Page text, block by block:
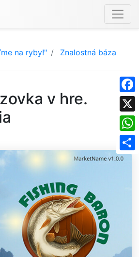
X
na ryby!" Znalostná báza
v hre.